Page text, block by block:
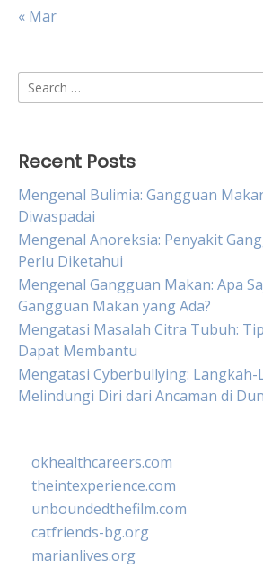
« Mar
Search
for:
Recent Posts
Mengenal Bulimia: Gangguan
Diwaspadai
Mengenal Anoreksia: Penyakit
Perlu Diketahui
Mengenal Gangguan Makan: Apa
Gangguan Makan yang Ada?
Mengatasi Masalah Citra Tubuh:
Dapat Membantu
Mengatasi Cyberbullying:
Melindungi Diri dari Ancaman di
okhealthcareers.com
theintexperience.com
unboundedthefilm.com
catfriends-bg.org
marianlives.org